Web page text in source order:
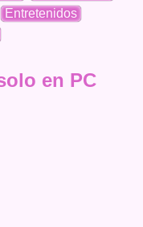
Entretenidos
en PC